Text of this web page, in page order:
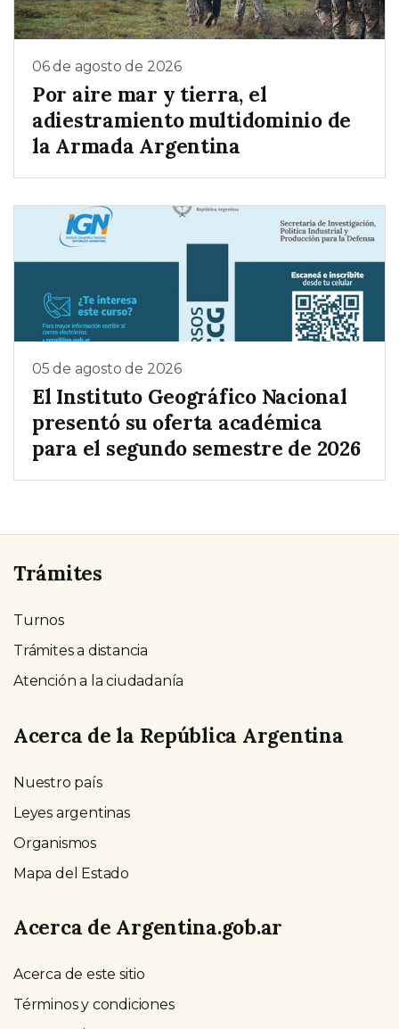
06 de agosto de 2026
Por aire mar y tierra, el
adiestramiento multidominio de
la Armada Argentina
05 de agosto de 2026
El Instituto Geográfico Nacional
presentó su oferta académica
para el segundo semestre de 2026
Trámites
Turnos
Trámites a distancia
Atención a la ciudadanía
Acerca de la República Argentina
Nuestro país
Leyes argentinas
Organismos
Mapa del Estado
Acerca de Argentina.gob.ar
Acerca de este sitio
Términos y condiciones